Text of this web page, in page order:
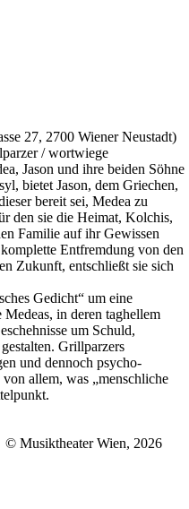
27, 2700 Wiener Neustadt)
/ wortwiege
Jason und ihre beiden Söhne
bietet Jason, dem Griechen,
bereit sei, Medea zu
den sie die Heimat, Kolchis,
Familie auf ihr Gewissen
Entfremdung von den
Zukunft, entschließt sie sich
Gedicht“ um eine
in deren taghellem
um Schuld,
Grillparzers
und dennoch psycho-
allem, was „menschliche
Wien, 2026